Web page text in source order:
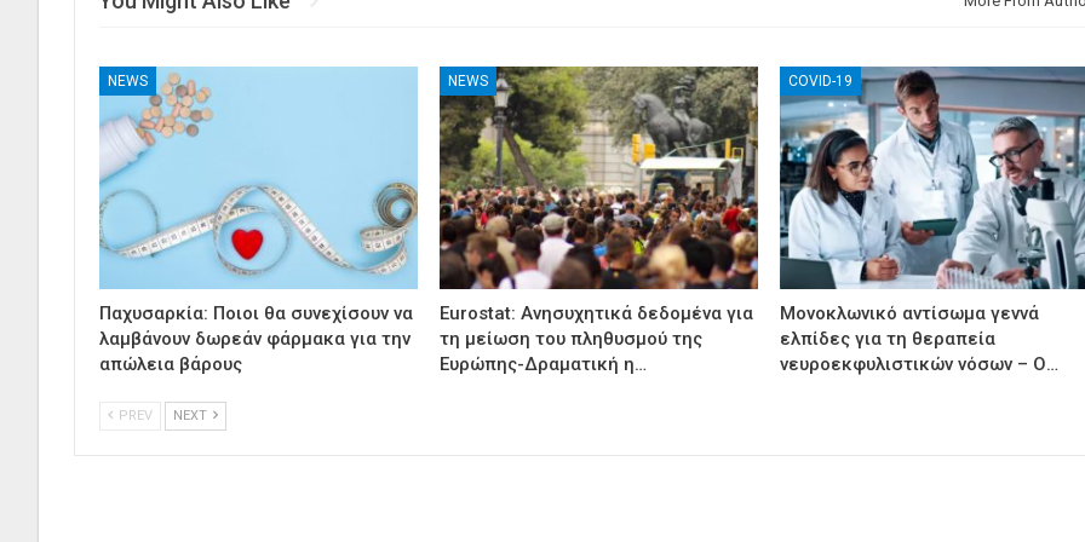
NEWS
Παχυσαρκία: Ποιοι θα συνεχίσουν να
λαμβάνουν δωρεάν φάρμακα για την
απώλεια βάρους
NEWS
Eurostat: Ανησυχητικά δεδομένα για
τη μείωση του πληθυσμού της
Ευρώπης-Δραματική η…
COVID-19
Μονοκλωνικό αντίσωμα γεννά
ελπίδες για τη θεραπεία
νευροεκφυλιστικών νόσων – Ο…
PREV NEXT